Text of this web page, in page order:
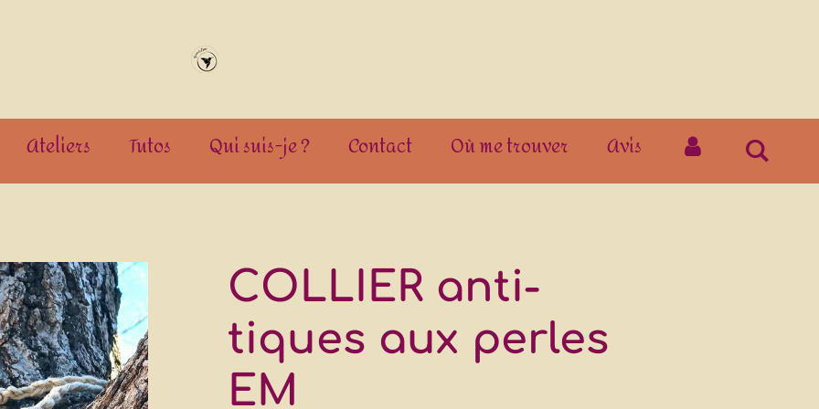
Ateliers Tutos Qui suis-je ? Contact Où me trouver Avis
COLLIER anti-
tiques aux perles
EM